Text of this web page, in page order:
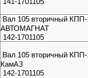
Вал 105 вторичный КПП-
АВТОМАГНАТ
142-1701105
Вал 105 вторичный
КамАЗ
142-1701105